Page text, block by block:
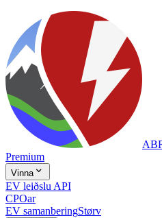
Premium
Vinna 
EV leiðslu API
CPOar
EV samanberingStørv